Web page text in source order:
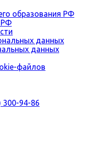
образования РФ
РФ
данных
данных
файлов
300-94-86